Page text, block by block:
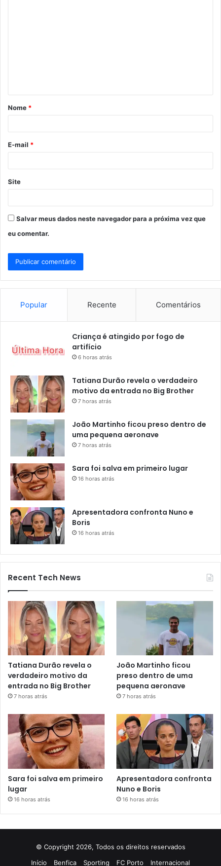
á
r
*
Nome *
E-mail *
Site
Salvar meus dados neste navegador para a próxima vez que
eu comentar.
Popular Recente Comentários
Criança é atingido por fogo de
artifício
6 horas atrás
Tatiana Durão revela o verdadeiro
motivo da entrada no Big Brother
7 horas atrás
João Martinho ficou preso dentro de
uma pequena aeronave
7 horas atrás
Sara foi salva em primeiro lugar
16 horas atrás
Apresentadora confronta Nuno e
Boris
16 horas atrás
Recent Tech News
Tatiana Durão revela o
verdadeiro motivo da
entrada no Big Brother
7 horas atrás
João Martinho ficou
preso dentro de uma
pequena aeronave
7 horas atrás
Sara foi salva em primeiro
lugar
16 horas atrás
Apresentadora confronta
Nuno e Boris
16 horas atrás
© Copyright 2026, Todos os direitos reservados
Início
Benfica Sporting FC Porto Internacional